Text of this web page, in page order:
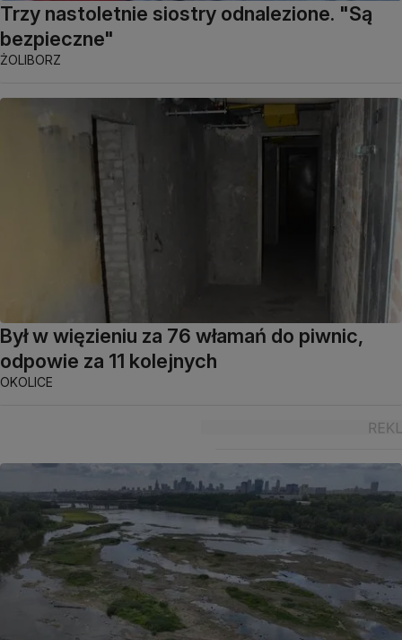
Trzy nastoletnie siostry odnalezione. "Są
bezpieczne"
ŻOLIBORZ
Był w więzieniu za 76 włamań do piwnic,
odpowie za 11 kolejnych
OKOLICE